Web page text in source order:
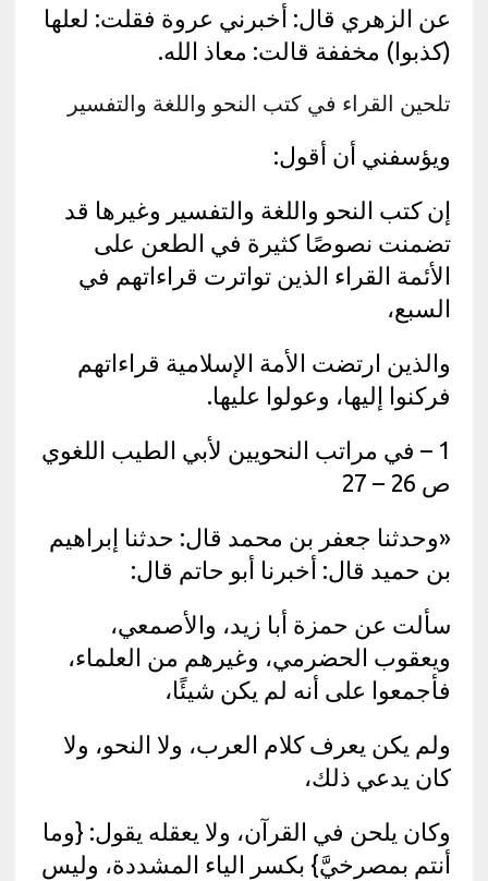
عن الزهري قال: أخبرني عروة فقلت: لعلها
(كذبوا) مخففة قالت: معاذ الله.
تلحين القراء في كتب النحو واللغة والتفسير
ويؤسفني أن أقول:
إن كتب النحو واللغة والتفسير وغيرها قد
تضمنت نصوصًا كثيرة في الطعن على
الأئمة القراء الذين تواترت قراءاتهم في
السبع،
والذين ارتضت الأمة الإسلامية قراءاتهم
فركنوا إليها، وعولوا عليها.
1 – في مراتب النحويين لأبي الطيب اللغوي
ص 26 – 27
«وحدثنا جعفر بن محمد قال: حدثنا إبراهيم
بن حميد قال: أخبرنا أبو حاتم قال:
سألت عن حمزة أبا زيد، والأصمعي،
ويعقوب الحضرمي، وغيرهم من العلماء،
فأجمعوا على أنه لم يكن شيئًا،
ولم يكن يعرف كلام العرب، ولا النحو، ولا
كان يدعي ذلك،
وكان يلحن في القرآن، ولا يعقله يقول: {وما
أنتم بمصرخيَّ} بكسر الياء المشددة، وليس